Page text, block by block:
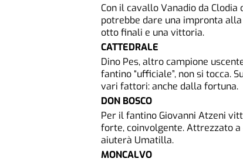
Con il cavallo Vanadio da
potrebbe dare una impronta
otto finali e una vittoria.
CATTEDRALE
Dino Pes, altro campione
fantino “ufficiale”, non si tocca.
vari fattori: anche dalla fortuna.
DON BOSCO
Per il fantino Giovanni Atzeni
forte, coinvolgente. Attrezzato a
aiuterà Umatilla.
MONCALVO